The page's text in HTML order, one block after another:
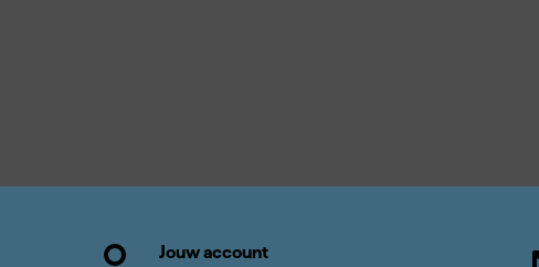
Jouw account